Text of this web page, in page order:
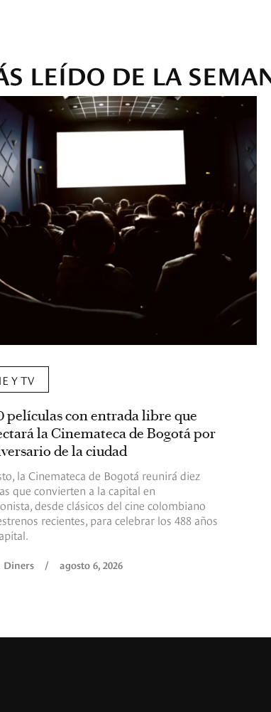
LEÍDO DE LA
Y TV
películas con entrada libre que
la Cinemateca de Bogotá por
de la ciudad
la Cinemateca de Bogotá reunirá diez
que convierten a la capital en
desde clásicos del cine colombiano
recientes, para celebrar los 488 años
Diners / agosto 6, 2026